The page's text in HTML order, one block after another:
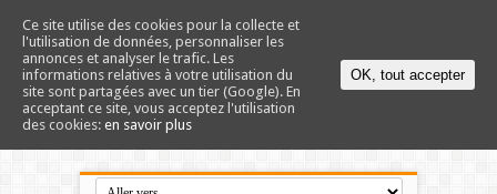
Ce site utilise des cookies pour la collecte et
l'utilisation de données, personnaliser les
annonces et analyser le trafic. Les
informations relatives à votre utilisation du
site sont partagées avec un tier (Google). En
acceptant ce site, vous acceptez l'utilisation
des cookies: en savoir plus
OK, tout accepter